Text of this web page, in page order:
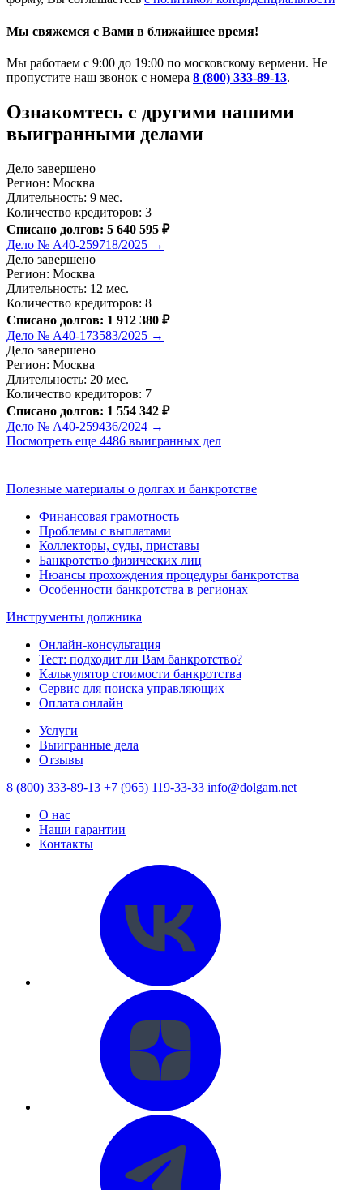
Мы свяжемся с Вами в ближайшее время!
Мы работаем с 9:00 до 19:00 по московскому вермени. Не
пропустите наш звонок с номера 8 (800) 333-89-13.
Ознакомтесь c другими нашими
выигранными делами
Дело завершено
Регион: Москва
Длительность: 9 мес.
Количество кредиторов: 3
Списано долгов: 5 640 595 ₽
Дело № А40-259718/2025 →
Дело завершено
Регион: Москва
Длительность: 12 мес.
Количество кредиторов: 8
Списано долгов: 1 912 380 ₽
Дело № А40-173583/2025 →
Дело завершено
Регион: Москва
Длительность: 20 мес.
Количество кредиторов: 7
Списано долгов: 1 554 342 ₽
Дело № А40-259436/2024 →
Посмотреть еще 4486 выигранных дел
Полезные материалы о долгах и банкротстве
Финансовая грамотность
Проблемы с выплатами
Коллекторы, суды, приставы
Банкротство физических лиц
Нюансы прохождения процедуры банкротства
Особенности банкротства в регионах
Инструменты должника
Онлайн-консультация
Тест: подходит ли Вам банкротство?
Калькулятор стоимости банкротства
Сервис для поиска управляющих
Оплата онлайн
Услуги
Выигранные дела
Отзывы
8 (800) 333-89-13 +7 (965) 119-33-33 info@dolgam.net
О нас
Наши гарантии
Контакты